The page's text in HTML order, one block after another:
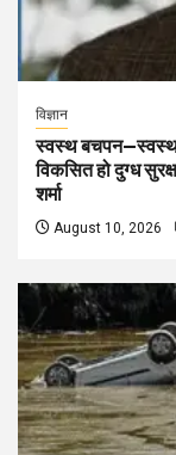
विज्ञान
स्वस्थ बचपन—स्वस्थ
विकसित हो दुग्ध
शर्मा
August 10, 2026